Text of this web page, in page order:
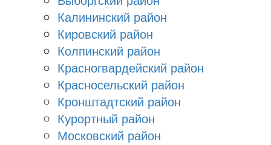
Калининский район
Кировский район
Колпинский район
Красногвардейский район
Красносельский район
Кронштадтский район
Курортный район
Московский район